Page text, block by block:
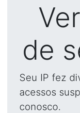
de
Seu IP fez
acessos
conosco.